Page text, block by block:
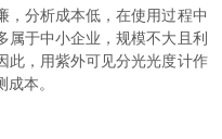
分析成本低，在使用过程中
属于中小企业，规模不大且利
此，用紫外可见分光光度计作
本。